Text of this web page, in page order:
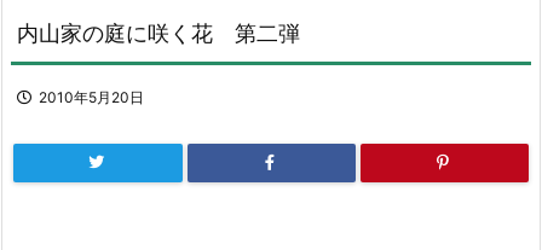
内山家の庭に咲く花 第二弾
2010年5月20日